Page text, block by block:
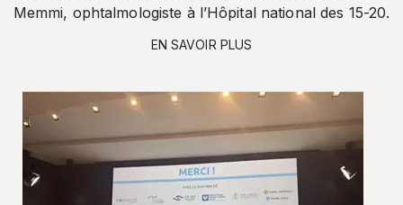
Memmi, ophtalmologiste à l’Hôpital national des 15-20.
EN SAVOIR PLUS